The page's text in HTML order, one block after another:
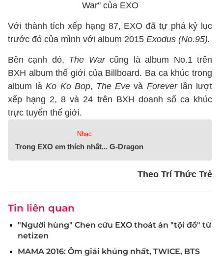
War" của EXO
Với thành tích xếp hạng 87, EXO đã tự phá kỷ lục
trước đó của mình với album 2015 Exodus (No.95).
Bên cạnh đó, The Warcũng là album No.1 trên
BXH album thế giới của Billboard. Ba ca khúc trong
album làKo Ko Bop, The Eve và Foreverlần lượt
xếp hạng 2, 8 và 24 trên BXH doanh số ca khúc
trực tuyến thế giới.
Nhạc
Trong EXO em thích nhất... G-Dragon
Theo Trí Thức Trẻ
Tin liên quan
"Người hùng" Chen cứu EXO thoát án "tội đồ" từ
netizen
MAMA 2016: Ôm giải khủng nhất, TWICE, BTS